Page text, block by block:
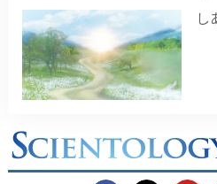
し